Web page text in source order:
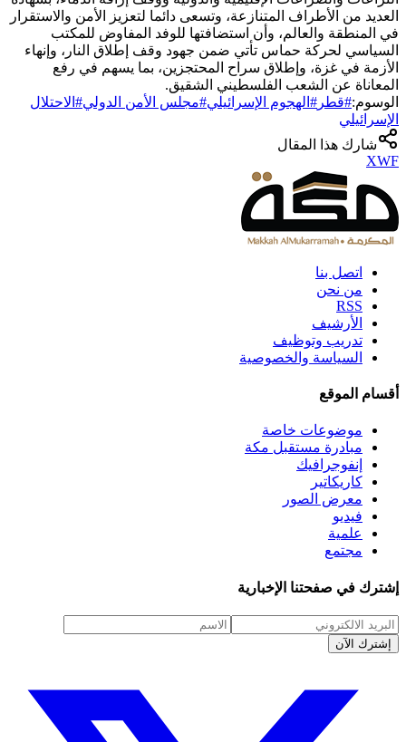
العديد من الأطراف المتنازعة، وتسعى دائما لتعزيز الأمن والاستقرار
في المنطقة والعالم، وأن استضافتها للوفد المفاوض للمكتب
السياسي لحركة حماس تأتي ضمن جهود وقف إطلاق النار، وإنهاء
الأزمة في غزة، وإطلاق سراح المحتجزين، بما يسهم في رفع
المعاناة عن الشعب الفلسطيني الشقيق.
الوسوم:#قطر # الهجوم الإسرائيلي#مجلس الأمن الدولي# الاحتلال
الإسرائيلي
شارك هذا المقال
XWF
اتصل بنا
من نحن
RSS
الأرشيف
تدريب وتوظيف
السياسة والخصوصية
أقسام الموقع
موضوعات خاصة
مبادرة مستقبل مكة
إنفوجرافيك
كاريكاتير
معرض الصور
فيديو
علمية
مجتمع
إشترك في صفحتنا الإخبارية
إشترك الآن